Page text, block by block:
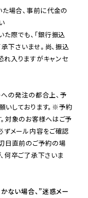
場合、事前に代金の
際でも、「銀行振込
下さいませ。尚、振込
入りますがキャンセ
の発注の都合上、予
しております。※予約
対象のお客様へはご予
ずメール内容をご確認
日直前のご予約の場
何卒ご了承下さいま
かない場合、”迷惑メー